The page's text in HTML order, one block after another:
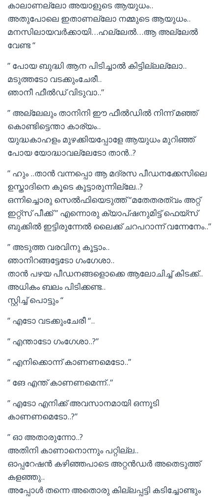
കാലാണല്ലോ അയാളുടെ ആയുധം..
അതുപോലെ ഇതാണല്ലോ നമ്മുടെ ആയുധം..
മനസിലായവർക്കായി…ഹല്ലേൽ…ആ അല്ലേൽ
വേണ്ട “
” പോയ ബുദ്ധി ആന പിടിച്ചാൽ കിട്ടില്ലല്ലോ..
മടുത്തടോ വടക്കുംചേരീ..
ഞാനീ ഫീൽഡ് വിടുവാ..”
” അല്ലേലും താനിനി ഈ ഫീൽഡിൽ നിന്ന് മഞ്ഞ്
കൊണ്ടിട്ടെന്താ കാര്യം..
യുദ്ധകാഹളം മുഴക്കിയപ്പോളേ ആയുധം മുറിഞ്ഞ്
പോയ യോദ്ധാവല്ലേടോ താൻ..?
” ഹും ..താൻ വന്നപ്പൊ ആ മദ്രസ പീഡനക്കേസിലെ
ഉസ്താദിനെ കൂടെ കൂട്ടാരുന്നില്ലേ..?
ഒന്നിച്ചൊരു സെൽഫിയെടുത്ത് “മതേതരത്വം അറ്റ്
ഇറ്റ്സ് പീക്ക് ” എന്നൊരു ക്യാപ്ഷനുമിട്ട് ഫെയ്സ്
ബുക്കിൽ ഇട്ടിരുന്നേൽ ലൈക്ക് ചറപറാന്ന് വന്നേനേം..”
” അടുത്ത വരവിനു കൂട്ടാം..
ഞാനിറങ്ങട്ടേടോ ഗംഗേശാ..
താൻ പഴയ പീഡനങ്ങളൊക്കെ ആലോചിച്ച് കിടക്ക്..
അധികം ബലം പിടിക്കണ്ട..
സ്റ്റിച്ച് പൊട്ടും “
” എടോ വടക്കുംചേരീ “..
” എന്താടോ ഗംഗേശാ..?”
” എനിക്കൊന്ന് കാണണമെടോ..”
” ങേ എന്ത് കാണണമെന്ന്..”
” എടോ എനിക്ക് അവസാനമായി ഒന്നൂടി
കാണണമെടോ..?”
” ഓ അതാരുന്നോ..?
അതിനി കാണാനൊന്നും പറ്റില്ല..
ഓപ്പറേഷൻ കഴിഞ്ഞപാടെ അറ്റൻഡർ അതെടുത്ത്
കളഞ്ഞു..
അപ്പോൾ തന്നെ അതൊരു കില്ലപ്പട്ടി കടിച്ചോണ്ടും